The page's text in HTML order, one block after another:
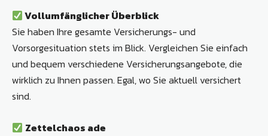
Vollumfänglicher Überblick
Sie haben Ihre gesamte Versicherungs- und
Vorsorgesituation stets im Blick. Vergleichen Sie einfach
und bequem verschiedene Versicherungs­angebote, die
wirklich zu Ihnen passen. Egal, wo Sie aktuell versichert
sind.
Zettelchaos ade